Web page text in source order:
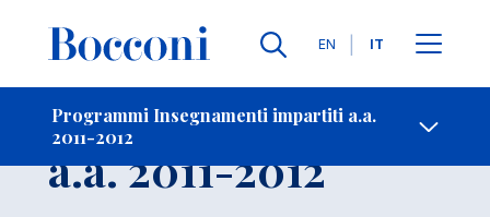
Lingue
EN IT
Programmi Insegnamenti impartiti a.a.
2011-2012
-
Insegnamento
a.a. 2011-2012